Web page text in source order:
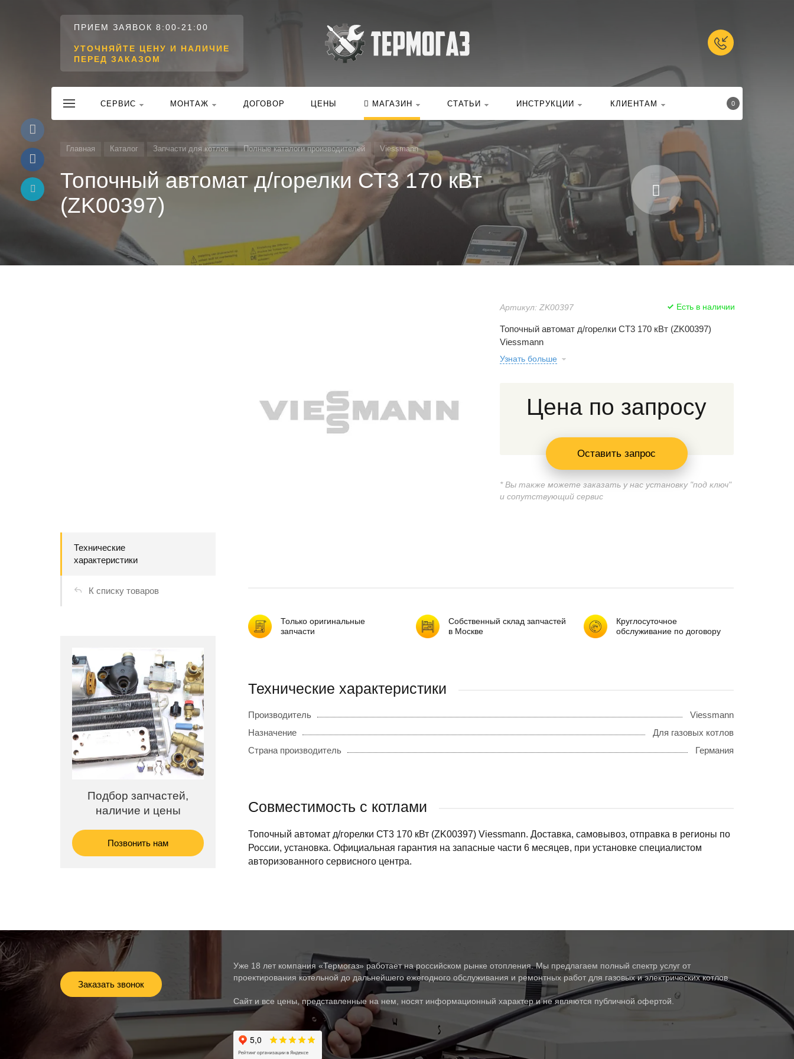
ПРИЕМ ЗАЯВОК 8:00-21:00
УТОЧНЯЙТЕ ЦЕНУ И НАЛИЧИЕ
ПЕРЕД ЗАКАЗОМ
CЕРВИС МОНТАЖ ДОГОВОР ЦЕНЫ МАГАЗИН СТАТЬИ ИНСТРУКЦИИ КЛИЕНТАМ 0
Главная Каталог Запчасти для котлов Полные каталоги производителей Viessmann
Топочный автомат д/горелки СТ3 170 кВт
(ZK00397)
Технические
характеристики
К списку товаров
Подбор запчастей,
наличие и цены
Позвонить нам
Артикул: ZK00397 Есть в наличии
Топочный автомат д/горелки СТ3 170 кВт (ZK00397)
Viessmann
Узнать больше
Цена по запросу
Оставить запрос
* Вы также можете заказать у нас установку "под ключ"
и сопутствующий сервис
Только оригинальные
запчасти
Собственный склад запчастей
в Москве
Круглосуточное
обслуживание по договору
Технические характеристики
Производитель
Viessmann
Назначение
Для газовых котлов
Страна производитель
Германия
Совместимость с котлами
Топочный автомат д/горелки СТ3 170 кВт (ZK00397) Viessmann. Доставка, самовывоз, отправка в регионы по
России, установка. Официальная гарантия на запасные части 6 месяцев, при установке специалистом
авторизованного сервисного центра.
Заказать звонок
Уже 18 лет компания «Термогаз» работает на российском рынке отопления. Мы предлагаем полный спектр услуг от
проектирования котельной до дальнейшего ежегодного обслуживания и ремонтных работ для газовых и электрических котлов.
Сайт и все цены, представленные на нем, носят информационный характер и не являются публичной офертой.